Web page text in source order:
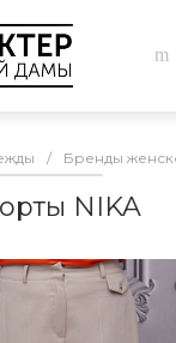
/ Бренды
NIKA